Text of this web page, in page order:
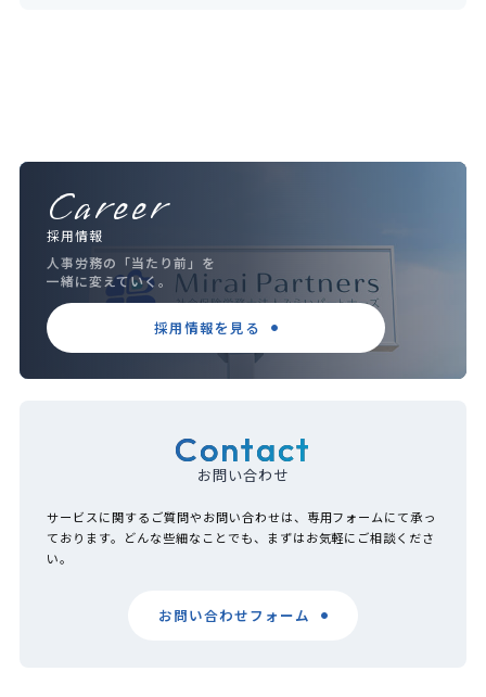
Career
採用情報
人事労務の「当たり前」を
一緒に変えていく。
採用情報を見る
Contact
お問い合わせ
サービスに関するご質問やお問い合わせは、専用フォームにて承っ
ております。どんな些細なことでも、まずはお気軽にご相談くださ
い。
お問い合わせフォーム